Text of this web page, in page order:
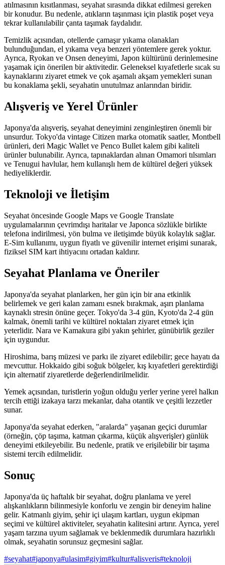
atılmasının kısıtlanması, seyahat sırasında dikkat edilmesi gereken
bir konudur. Bu nedenle, atıkların taşınması için plastik poşet veya
tekrar kullanılabilir çanta taşımak faydalıdır.
Temizlik açısından, otellerde çamaşır yıkama olanakları
bulunduğundan, el yıkama veya benzeri yöntemlere gerek yoktur.
Ayrıca, Ryokan ve Onsen deneyimi, Japon kültürünü derinlemesine
yaşamak için önerilen bir aktivitedir. Geleneksel kıyafetlerle sıcak su
kaynaklarını ziyaret etmek ve çok aşamalı akşam yemekleri sunan
bu konaklama şekli, seyahatin unutulmaz anlarından biridir.
Alışveriş ve Yerel Ürünler
Japonya'da alışveriş, seyahat deneyimini zenginleştiren önemli bir
unsurdur. Tokyo'da vintage Citizen marka otomatik saatler, Montbell
ürünleri, deri Magic Wallet ve Penco Bullet kalem gibi kaliteli
ürünler bulunabilir. Ayrıca, tapınaklardan alınan Omamori tılsımları
ve Tenugui havlular, hem kullanışlı hem de kültürel değeri yüksek
hediyeliklerdir.
Teknoloji ve İletişim
Seyahat öncesinde Google Maps ve Google Translate
uygulamalarının çevrimdışı haritalar ve Japonca sözlükle birlikte
telefona indirilmesi, yön bulma ve iletişimde büyük kolaylık sağlar.
E-Sim kullanımı, uygun fiyatlı ve güvenilir internet erişimi sunarak,
fiziksel SIM kart ihtiyacını ortadan kaldırır.
Seyahat Planlama ve Öneriler
Japonya'da seyahat planlarken, her gün için bir ana etkinlik
belirlemek ve geri kalan zamanı esnek bırakmak, aşırı planlama
kaynaklı stresin önüne geçer. Tokyo'da 3-4 gün, Kyoto'da 2-4 gün
kalmak, önemli tarihi ve kültürel noktaları ziyaret etmek için
yeterlidir. Nara ve Kamakura gibi yakın şehirler, günübirlik geziler
için uygundur.
Hiroshima, barış müzesi ve parkı ile ziyaret edilebilir; gece hayatı da
mevcuttur. Hokkaido gibi soğuk bölgeler, kış kıyafetleri gerektirdiği
için alternatif ziyaretlerde değerlendirilmelidir.
Yemek açısından, turistlerin yoğun olduğu yerler yerine yerel halkın
tercih ettiği izakaya tarzı mekanlar, daha otantik ve çeşitli lezzetler
sunar.
Japonya'da seyahat ederken, "aralarda" yaşanan geçici durumlar
(örneğin, çöp taşıma, katman çıkarma, küçük alışverişler) günlük
deneyimi etkileyebilir. Bu nedenle, pratik ve erişilebilir bir taşıma
sistemi tercih edilmelidir.
Sonuç
Japonya'da üç haftalık bir seyahat, doğru planlama ve yerel
alışkanlıkların bilinmesiyle konforlu ve zengin bir deneyim haline
gelir. Katmanlı giyim, şehir içi ulaşım kartları, uygun ekipman
seçimi ve kültürel aktiviteler, seyahatin kalitesini artırır. Ayrıca, yerel
yaşam tarzına uyum sağlamak ve beklenmedik durumlara hazırlıklı
olmak, seyahatin sorunsuz geçmesini sağlar.
#seyahat#japonya#ulasim#giyim#kultur#alisveris#teknoloji